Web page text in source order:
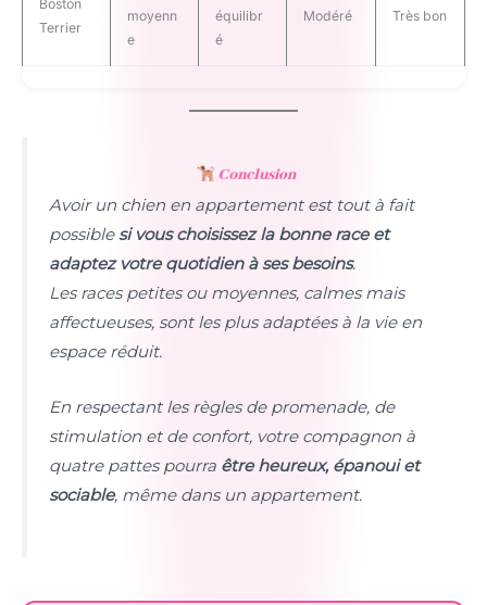
Boston
Terrier
moyenn
e
équilibr
é
Modéré Très bon
Conclusion
Avoir un chien en appartement est tout à fait
possiblesi vous choisissez la bonne race et
adaptez votre quotidien à ses besoins.
Les races petites ou moyennes, calmes mais
affectueuses, sont les plus adaptées à la vie en
espace réduit.
En respectant les règles de promenade, de
stimulation et de confort, votre compagnon à
quatre pattes pourra être heureux, épanoui et
sociable, même dans un appartement.